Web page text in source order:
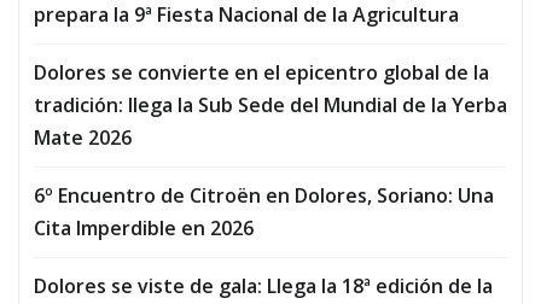
prepara la 9ª Fiesta Nacional de la Agricultura
Dolores se convierte en el epicentro global de la
tradición: llega la Sub Sede del Mundial de la Yerba
Mate 2026
6º Encuentro de Citroën en Dolores, Soriano: Una
Cita Imperdible en 2026
Dolores se viste de gala: Llega la 18ª edición de la